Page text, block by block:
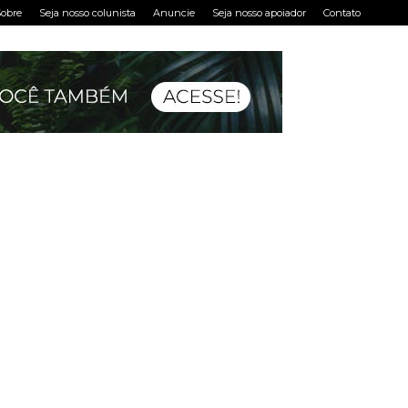
Seja nosso colunista Anuncie Seja nosso apoiador Contato